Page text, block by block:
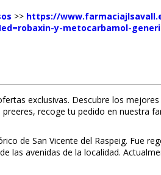
>> https://
y-metocarbamol-
exclusivas. Descubre los
recoge tu pedido en nuestra
de San Vicente del Raspeig. Fue
las avenidas de la localidad.